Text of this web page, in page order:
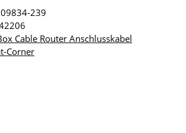
09834-239
Cable Router Anschlusskabel
Corner